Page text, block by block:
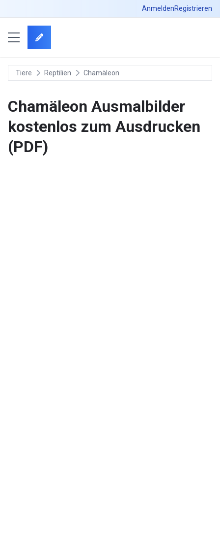
AnmeldenRegistrieren
Tiere Reptilien Chamäleon
Chamäleon Ausmalbilder
kostenlos zum Ausdrucken
(PDF)